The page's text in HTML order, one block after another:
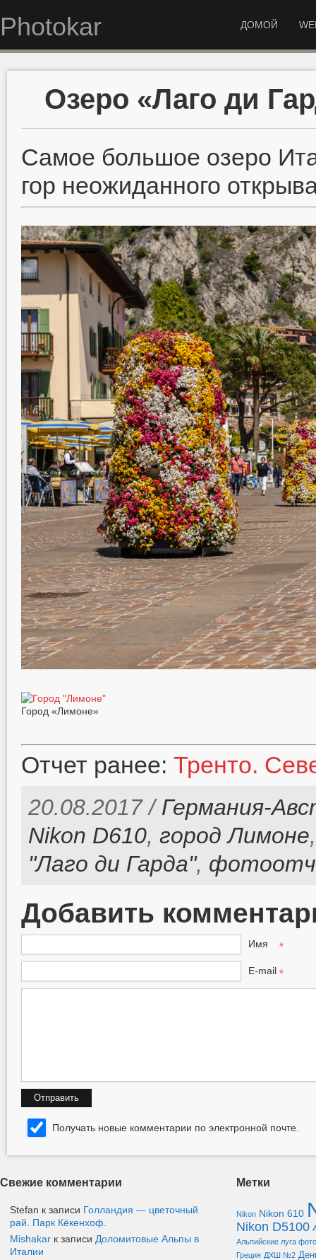
Photokar ДОМОЙ
Озеро «Лаго ди
Самое большое озеро
гор неожиданного
Город «Лимоне»
Отчет ранее: Тренто.
20.08.2017 /Германия-
Nikon D610, город Лимоне
"Лаго ди Гарда",
Добавить
Имя *
E-mail *
Получать новые комментарии по электронной почте.
Свежие комментарии
Stefan к записи Голландия — цветочный
рай. Парк Кёкенхоф.
Mishakar к записи Доломитовые Альпы в
Италии
Метки
Nikon Nikon 610
Nikon D5100
Альпийские луга
Греция ДХШ №2